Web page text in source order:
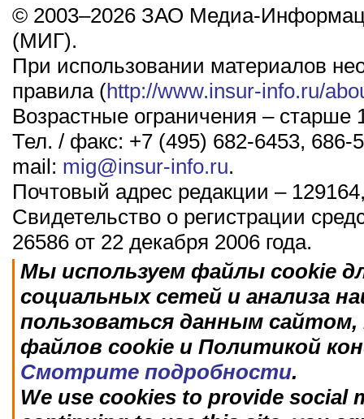
© 2003–2026 ЗАО Медиа-
(МИГ).
При использовании материалов
правила (http://www.insur-info.ru/
Возрастные ограничения – старше
Тел. / факс: +7 (495) 682-6453, 686-
mail: mig@insur-info.ru.
Почтовый адрес редакции –
Свидетельство о регистрации
26586 от 22 декабря 2006 года.
Мы используем файлы cookie
социальных сетей и анализа
пользоваться данным
файлов cookie и Политикой
Смотрите подробности.
We use cookies to provide social